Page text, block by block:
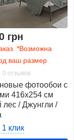
грн
*Возможна
ваш размер
0 отзывов
фотообои с
416x254 см
лес / Джунгли /
1 клик